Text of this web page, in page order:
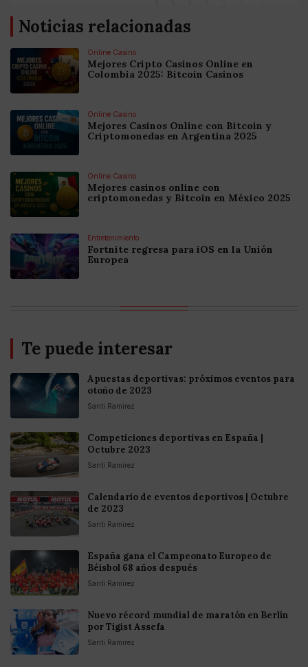
Noticias relacionadas
Online Casino
Mejores Cripto Casinos Online en
Colombia 2025: Bitcoin Casinos
Online Casino
Mejores Casinos Online con Bitcoin y
Criptomonedas en Argentina 2025
Online Casino
Mejores casinos online con
criptomonedas y Bitcoin en México 2025
Entretenimiento
Fortnite regresa para iOS en la Unión
Europea
Te puede interesar
Apuestas deportivas: próximos eventos para
otoño de 2023
Santi Ramirez
Competiciones deportivas en España |
Octubre 2023
Santi Ramirez
Calendario de eventos deportivos | Octubre
de 2023
Santi Ramirez
España gana el Campeonato Europeo de
Béisbol 68 años después
Santi Ramirez
Nuevo récord mundial de maratón en Berlín
por Tigist Assefa
Santi Ramirez